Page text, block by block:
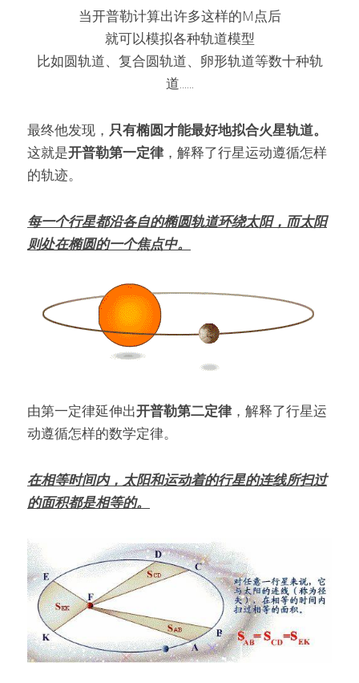
当开普勒计算出许多这样的M点后
就可以模拟各种轨道模型
比如圆轨道、复合圆轨道、卵形轨道等数十种轨
道......
最终他发现， 只有椭圆才能最好地拟合火星轨道。
这就是开普勒第一定律 ，解释了行星运动遵循怎样
的轨迹。
每一个行星都沿各自的椭圆轨道环绕太阳，而太阳
则处在椭圆的一个焦点中。
由第一定律延伸出开普勒第二定律 ，解释了行星运
动遵循怎样的数学定律。
在相等时间内，太阳和运动着的行星的连线所扫过
的面积都是相等的。